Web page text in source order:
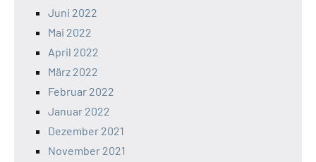
Juni 2022
Mai 2022
April 2022
März 2022
Februar 2022
Januar 2022
Dezember 2021
November 2021